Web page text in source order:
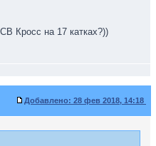
Кросс на 17 катках?))
Добавлено: 28 фев 2018, 14:18